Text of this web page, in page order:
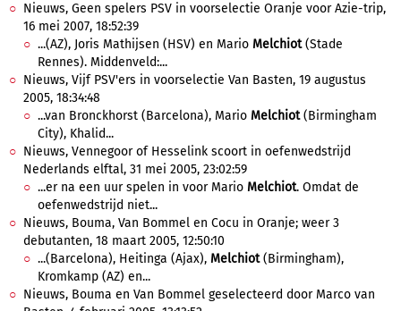
Nieuws, Geen spelers PSV in voorselectie Oranje voor Azie-trip,
16 mei 2007, 18:52:39
...(AZ), Joris Mathijsen (HSV) en Mario Melchiot(Stade
Rennes). Middenveld:...
Nieuws, Vijf PSV'ers in voorselectie Van Basten, 19 augustus
2005, 18:34:48
...van Bronckhorst (Barcelona), Mario Melchiot(Birmingham
City), Khalid...
Nieuws, Vennegoor of Hesselink scoort in oefenwedstrijd
Nederlands elftal, 31 mei 2005, 23:02:59
...er na een uur spelen in voor Mario Melchiot. Omdat de
oefenwedstrijd niet...
Nieuws, Bouma, Van Bommel en Cocu in Oranje; weer 3
debutanten, 18 maart 2005, 12:50:10
...(Barcelona), Heitinga (Ajax), Melchiot(Birmingham),
Kromkamp (AZ) en...
Nieuws, Bouma en Van Bommel geselecteerd door Marco van